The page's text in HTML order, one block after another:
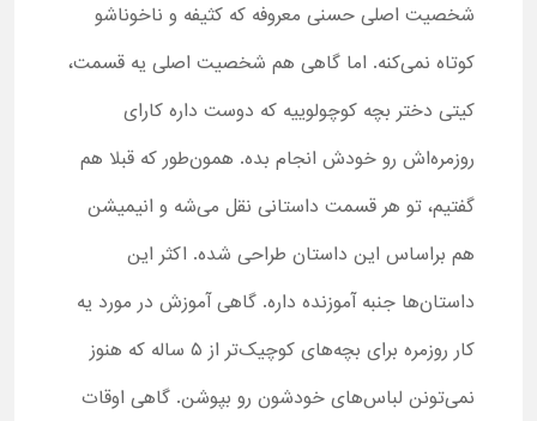
شخصیت اصلی حسنی معروفه که کثیفه و ناخوناشو
کوتاه نمی‌کنه. اما گاهی هم شخصیت اصلی یه قسمت،
کیتی دختر بچه کوچولوییه که دوست داره کارای
روزمره‌اش رو خودش انجام بده. همون‌طور که قبلا هم
گفتیم، تو هر قسمت داستانی نقل می‌شه و انیمیشن
هم براساس این داستان طراحی شده. اکثر این
داستان‌ها جنبه آموزنده داره. گاهی آموزش در مورد یه
کار روزمره برای بچه‌های کوچیک‌تر از ۵ ساله که هنوز
نمی‌تونن لباس‌های خودشون رو بپوشن. گاهی اوقات